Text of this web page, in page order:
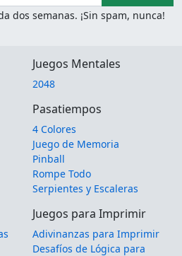
dos semanas. ¡Sin spam, nunca!
Juegos Mentales
2048
Pasatiempos
4 Colores
Juego de Memoria
Pinball
Rompe Todo
Serpientes y Escaleras
Juegos para Imprimir
Adivinanzas para Imprimir
Desafíos de Lógica para